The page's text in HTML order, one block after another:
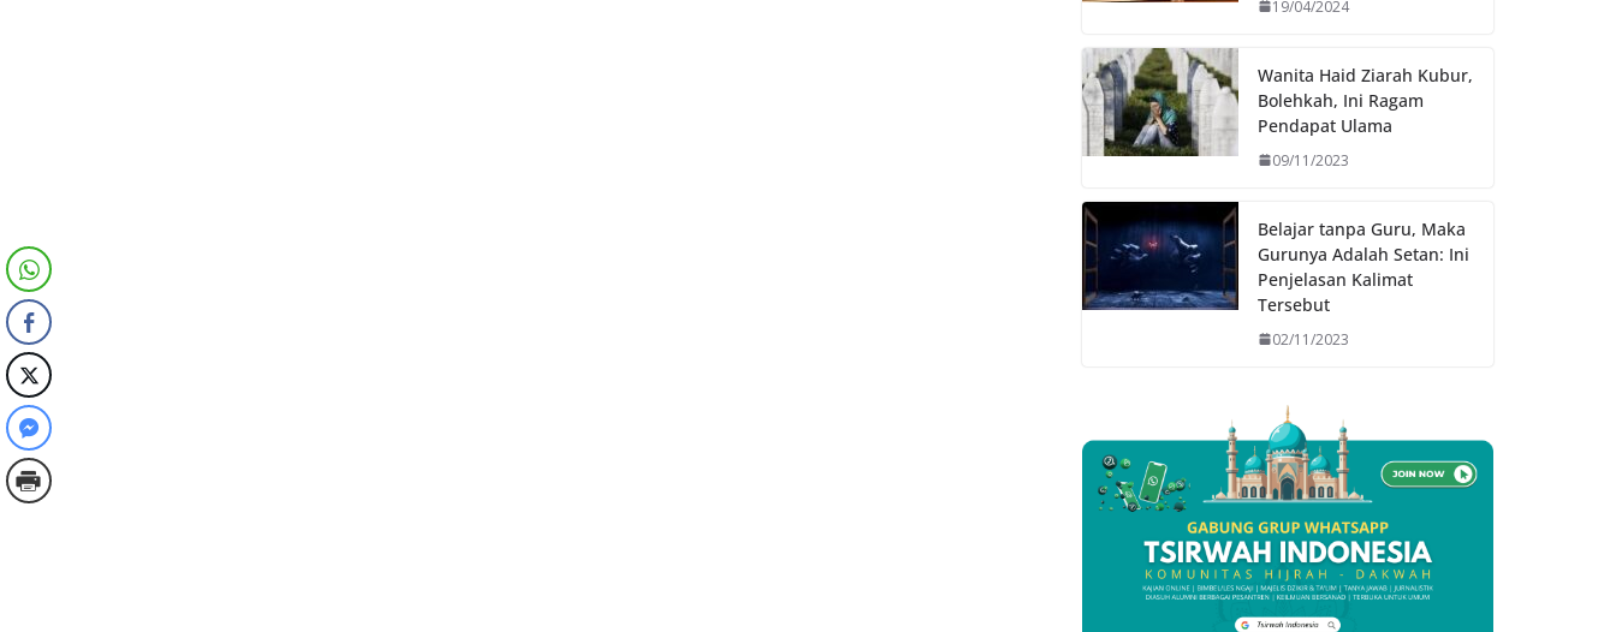
19/04/2024
Wanita Haid Ziarah Kubur,
Bolehkah, Ini Ragam
Pendapat Ulama
09/11/2023
Belajar tanpa Guru, Maka
Gurunya Adalah Setan: Ini
Penjelasan Kalimat
Tersebut
02/11/2023